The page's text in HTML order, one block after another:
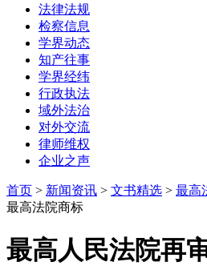
法律法规
检察信息
学界动态
知产往事
学界经纬
行政执法
域外法治
对外交流
律师维权
企业之声
首页 > 新闻资讯 > 文书精选 > 最高
最高法院商标
最高人民法院再